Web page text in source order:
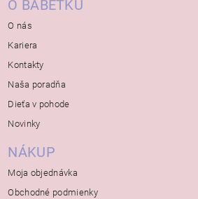
O BÁBETKU
O nás
Kariera
Kontakty
Naša poradňa
Dieťa v pohode
Novinky
NÁKUP
Moja objednávka
Obchodné podmienky